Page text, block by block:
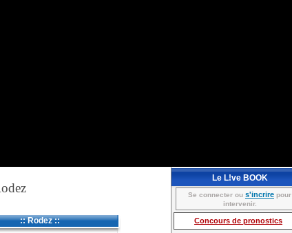
:: Rodez ::
Le L!ve BOOK
Se connecter ou s'incrire pour
intervenir.
Concours de pronostics